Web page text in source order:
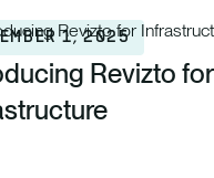
1, 2025
Revizto for